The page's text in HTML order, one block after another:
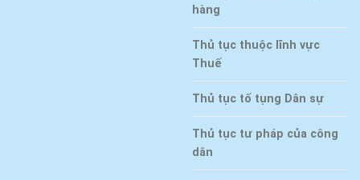
hàng
Thủ tục thuộc lĩnh vực
Thuế
Thủ tục tố tụng Dân sự
Thủ tục tư pháp của công
dân